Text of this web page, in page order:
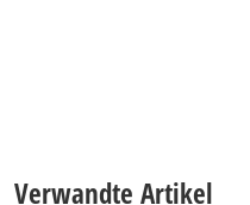
Verwandte Artikel